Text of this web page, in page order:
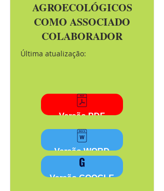
AGROECOLÓGICOS
COMO ASSOCIADO
COLABORADOR
Última atualização:
Versão PDF
Versão WORD
Versão GOOGLE